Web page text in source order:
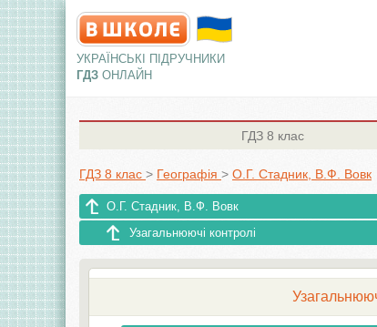
УКРАЇНСЬКІ ПІДРУЧНИКИ
ГДЗ ОНЛАЙН
ГДЗ 8 клас
ГДЗ 8 клас > Географія > О.Г. Стадник, В.Ф. Вовк
О.Г. Стадник, В.Ф. Вовк
Узагальнюючі контролі